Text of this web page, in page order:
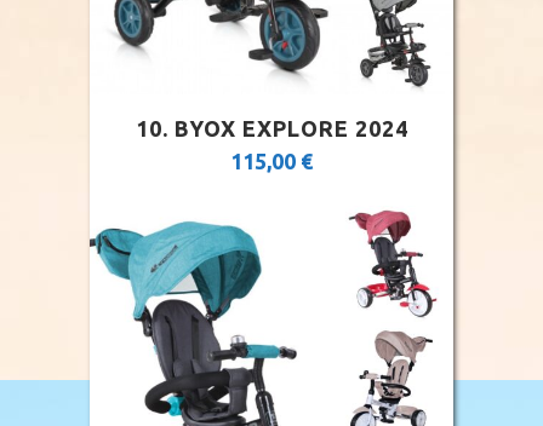
10. BYOX EXPLORE 2024
115,00 €